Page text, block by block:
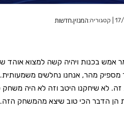
המגזין,חדשות
אמש בכנות ויהיה קשה למצוא אוהד
מספיק מהר, אנחנו נחלשים משמעותית.
זה. לא שיחקנו היטב וזה לא היה
הנקודות הן הדבר הכי טוב שיצא מהמשחק